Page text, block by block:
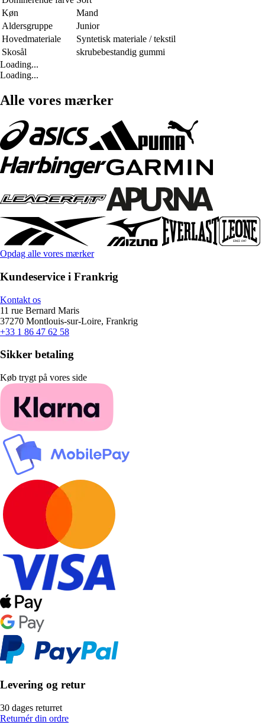
Køn
Mand
Aldersgruppe
Junior
Hovedmateriale
Syntetisk materiale / tekstil
Skosål
skrubebestandig gummi
Loading...
Loading...
Alle vores mærker
Opdag alle vores mærker
Kundeservice i Frankrig
Kontakt os
11 rue Bernard Maris
37270 Montlouis-sur-Loire, Frankrig
+33 1 86 47 62 58
Sikker betaling
Køb trygt på vores side
Levering og retur
30 dages returret
Returnér din ordre